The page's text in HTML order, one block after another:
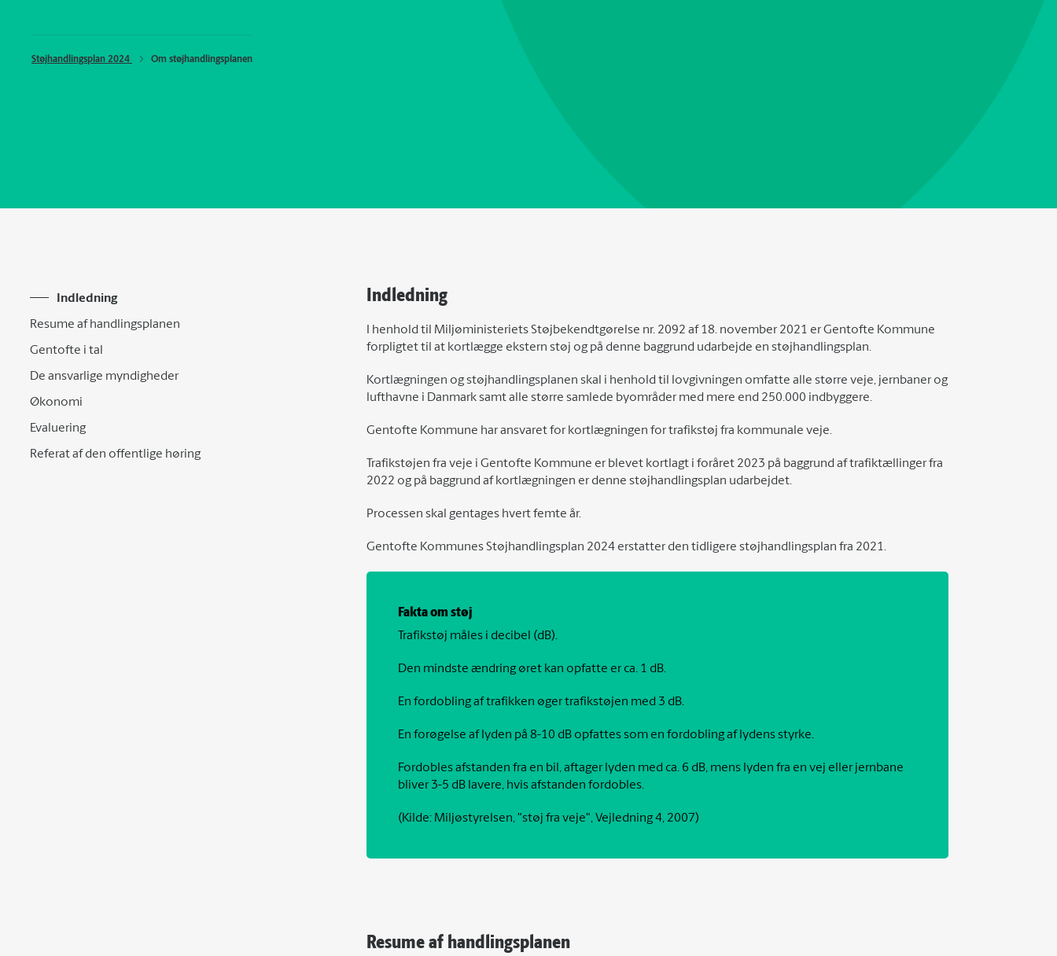
Støjhandlingsplan 2024 Om støjhandlingsplanen
Indledning
Resume af handlingsplanen
Gentofte i tal
De ansvarlige myndigheder
Økonomi
Evaluering
Referat af den offentlige høring
Indledning
I henhold til Miljøministeriets Støjbekendtgørelse nr. 2092 af 18. november 2021 er Gentofte Kommune
forpligtet til at kortlægge ekstern støj og på denne baggrund udarbejde en støjhandlingsplan.
Kortlægningen og støjhandlingsplanen skal i henhold til lovgivningen omfatte alle større veje, jernbaner og
lufthavne i Danmark samt alle større samlede byområder med mere end 250.000 indbyggere.
Gentofte Kommune har ansvaret for kortlægningen for trafikstøj fra kommunale veje.
Trafikstøjen fra veje i Gentofte Kommune er blevet kortlagt i foråret 2023 på baggrund af trafiktællinger fra
2022 og på baggrund af kortlægningen er denne støjhandlingsplan udarbejdet.
Processen skal gentages hvert femte år.
Gentofte Kommunes Støjhandlingsplan 2024 erstatter den tidligere støjhandlingsplan fra 2021.
Fakta om støj
Trafikstøj måles i decibel (dB).
Den mindste ændring øret kan opfatte er ca. 1 dB.
En fordobling af trafikken øger trafikstøjen med 3 dB.
En forøgelse af lyden på 8-10 dB opfattes som en fordobling af lydens styrke.
Fordobles afstanden fra en bil, aftager lyden med ca. 6 dB, mens lyden fra en vej eller jernbane
bliver 3-5 dB lavere, hvis afstanden fordobles.
(Kilde: Miljøstyrelsen, "støj fra veje", Vejledning 4, 2007)
Resume af handlingsplanen